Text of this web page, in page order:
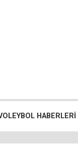
HABERLERI